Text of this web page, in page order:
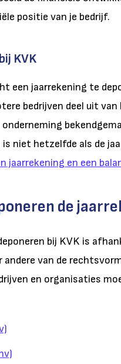
positie van je bedrijf.
KVK
een jaarrekening te
bedrijven deel uit
niet hetzelfde als de
jaarrekening en een
de
bij KVK is
van de
en organisaties